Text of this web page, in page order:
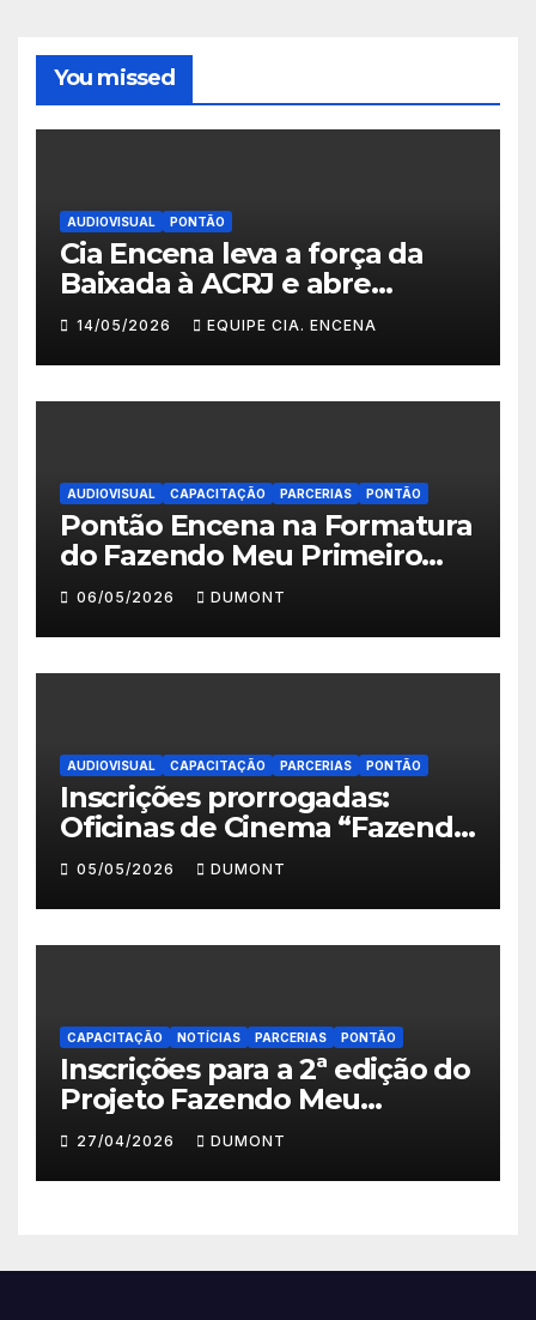
You missed
AUDIOVISUAL PONTÃO
Cia Encena leva a força da
Baixada à ACRJ e abre
inscrições para a 2ª turma do
Fazendo Meu Primeiro Filme”
em Nova Iguaçu
14/05/2026 EQUIPE CIA. ENCENA
AUDIOVISUAL CAPACITAÇÃO PARCERIAS PONTÃO
Pontão Encena na Formatura
do Fazendo Meu Primeiro
Filme no Degase Belford
Roxo e reforça as inscrições
abertas em Nova Iguaçu
06/05/2026 DUMONT
AUDIOVISUAL CAPACITAÇÃO PARCERIAS PONTÃO
Inscrições prorrogadas:
Oficinas de Cinema “Fazendo
Meu Primeiro Filme” em
Nova Iguaçu seguem abertas
até 11 de maio
05/05/2026 DUMONT
CAPACITAÇÃO NOTÍCIAS PARCERIAS PONTÃO
Inscrições para a 2ª edição do
Projeto Fazendo Meu
Primeiro Filme em Nova
Iguaçu
27/04/2026 DUMONT